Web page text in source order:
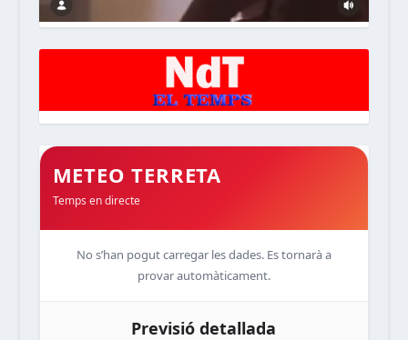
METEO TERRETA
Temps en directe
No s’han pogut carregar les dades. Es tornarà a
provar automàticament.
Previsió detallada